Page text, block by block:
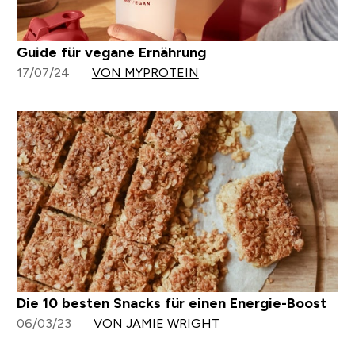
Guide für vegane Ernährung
17/07/24 VON MYPROTEIN
Die 10 besten Snacks für einen Energie-Boost
06/03/23 VON JAMIE WRIGHT